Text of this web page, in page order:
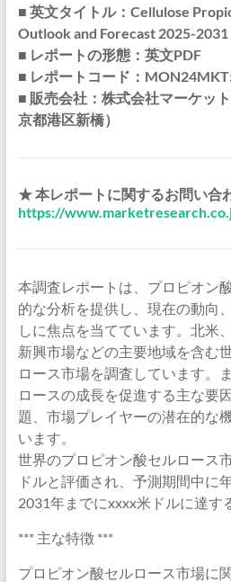
■ 英文タイトル：Cellulose
Outlook and Forecast 2025-2031
■ レポートの形態：英文PDF
■ レポートコード：
■ 販売会社：株式会社マーケッ
京都港区新橋）
★ 本レポートに関するお問い合
https://
本調査レポートは、プロピオン
的な分析を提供し、現在の動向
しに焦点を当てています。北米
新興市場などの主要地域を含む
ロース市場を調査しています。
ロースの成長を促進する主な要
題、市場プレイヤーの潜在的な
います。
世界のプロピオン酸セルロース
ドルと評価され、予測期間中に
2031年までにxxxx米ドルに達す
*** 主な特徴 ***
プロピオン酸セルロース市場に